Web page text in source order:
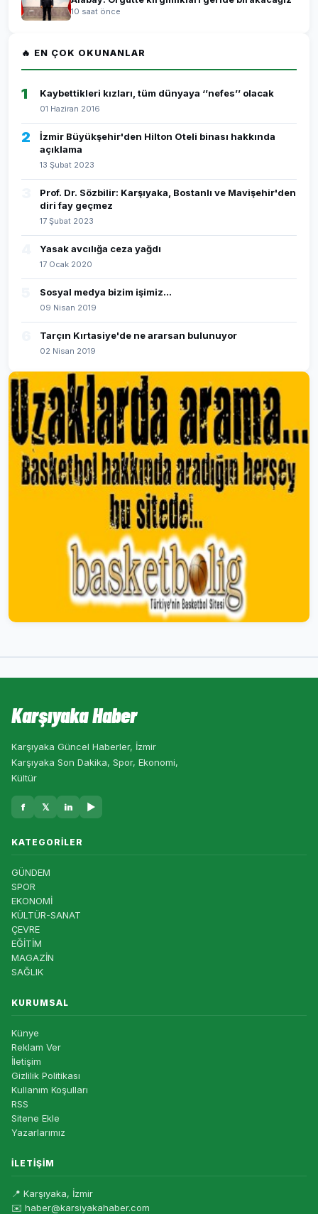
10 saat önce
🔥 EN ÇOK OKUNANLAR
1 Kaybettikleri kızları, tüm dünyaya ‘’nefes’’ olacak
01 Haziran 2016
2
İzmir Büyükşehir'den Hilton Oteli binası hakkında
açıklama
13 Şubat 2023
Prof. Dr. Sözbilir: Karşıyaka, Bostanlı ve Mavişehir'den
diri fay geçmez
17 Şubat 2023
Yasak avcılığa ceza yağdı
17 Ocak 2020
Sosyal medya bizim işimiz...
09 Nisan 2019
Tarçın Kırtasiye'de ne ararsan bulunuyor
02 Nisan 2019
Karşıyaka Haber
Karşıyaka Güncel Haberler, İzmir
Karşıyaka Son Dakika, Spor, Ekonomi,
Kültür
f 𝕏 in ▶
KATEGORILER
GÜNDEM
SPOR
EKONOMİ
KÜLTÜR-SANAT
ÇEVRE
EĞİTİM
MAGAZİN
SAĞLIK
KURUMSAL
Künye
Reklam Ver
İletişim
Gizlilik Politikası
Kullanım Koşulları
RSS
Sitene Ekle
Yazarlarımız
İLETIŞIM
📍 Karşıyaka, İzmir
✉️ haber@karsiyakahaber.com